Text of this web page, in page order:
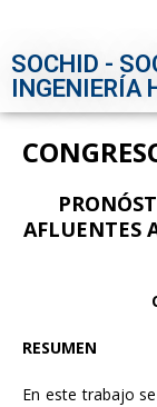
SOCHID -
INGENIERÍA
AFLUENTES
RESUMEN
En este trabajo